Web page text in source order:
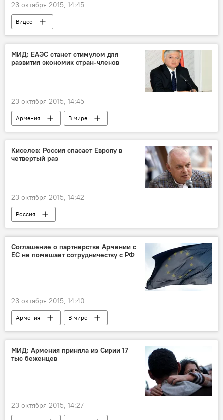
23 октября 2015, 14:45
Видео
МИД: ЕАЭС станет стимулом для
развития экономик стран-членов
23 октября 2015, 14:45
Армения В мире
Киселев: Россия спасает Европу в
четвертый раз
23 октября 2015, 14:42
Россия
Соглашение о партнерстве Армении с
ЕС не помешает сотрудничеству с РФ
23 октября 2015, 14:40
Армения
В мире
Соглашение Армения - ЕС
МИД: Армения приняла из Сирии 17
тыс беженцев
23 октября 2015, 14:27